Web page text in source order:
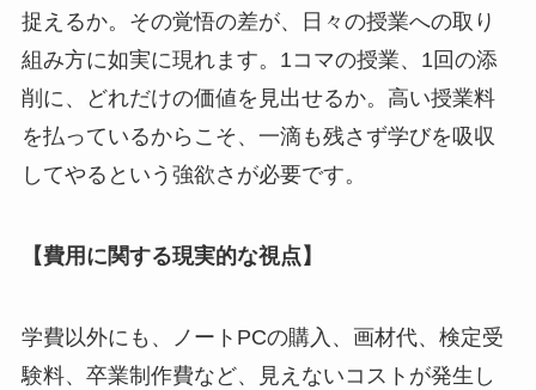
捉えるか。その覚悟の差が、日々の授業への取り
組み方に如実に現れます。1コマの授業、1回の添
削に、どれだけの価値を見出せるか。高い授業料
を払っているからこそ、一滴も残さず学びを吸収
してやるという強欲さが必要です。
【費用に関する現実的な視点】
学費以外にも、ノートPCの購入、画材代、検定受
験料、卒業制作費など、見えないコストが発生し